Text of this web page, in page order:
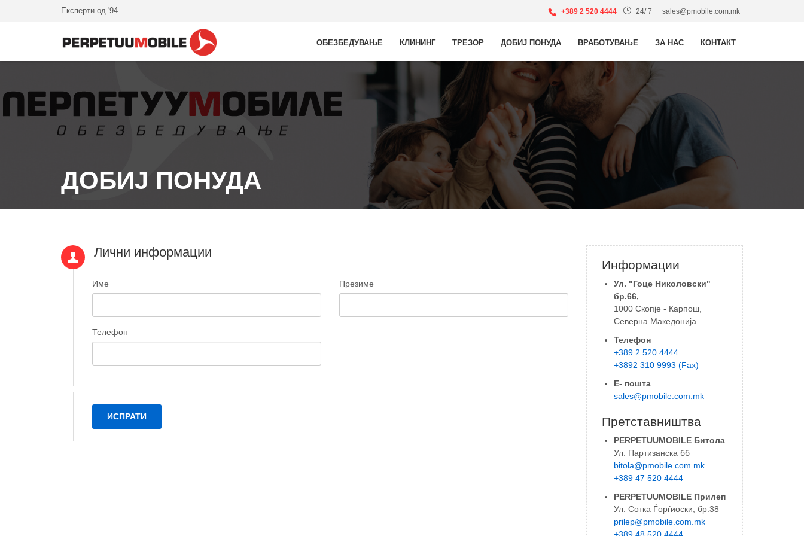
Експерти од '94 +389 2 520 4444 24/ 7 sales@pmobile.com.mk
ОБЕЗБЕДУВАЊЕ КЛИНИНГ ТРЕЗОР ДОБИЈ ПОНУДА ВРАБОТУВАЊЕ ЗА НАС КОНТАКТ
ДОБИЈ ПОНУДА
Лични информации
Име Презиме
Телефон
ИСПРАТИ
Информации
Ул. "Гоце Николовски"
бр.66,
1000 Скопје - Карпош,
Северна Македонија
Телефон
+389 2 520 4444
+3892 310 9993 (Fax)
Е- пошта
sales@pmobile.com.mk
Претставништва
PERPETUUMOBILE Битола
Ул. Партизанска бб
bitola@pmobile.com.mk
+389 47 520 4444
PERPETUUMOBILE Прилеп
Ул. Сотка Ѓорѓиоски, бр.38
prilep@pmobile.com.mk